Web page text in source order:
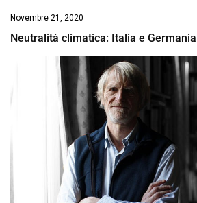
Novembre 21, 2020
Neutralità climatica: Italia e